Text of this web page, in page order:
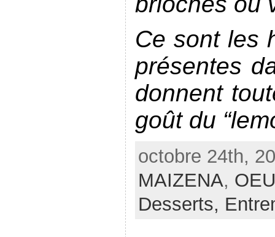
Ce sont les
présentes
donnent
goût du
octobre 24th,
MAIZENA,
Desserts,